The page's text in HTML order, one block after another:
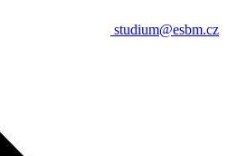
studium@esbm.cz